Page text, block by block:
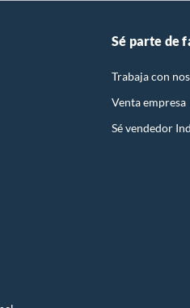
Sé parte de
Trabaja con
Venta empresa
Sé vendedor